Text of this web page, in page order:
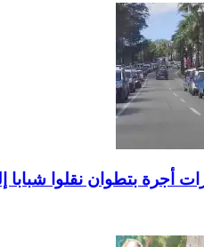
أجرة بتطوان نقلوا شبابا